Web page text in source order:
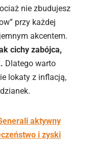
nie zbudujesz
przy każdej
akcentem.
cichy zabójca,
Dlatego warto
lokaty z inflacją,
aktywny
i zyski